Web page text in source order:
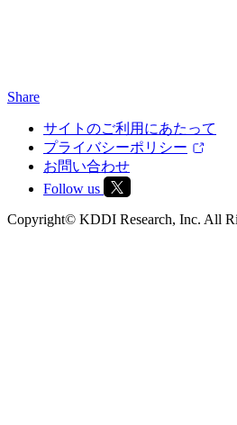
Share
サイトのご利用にあたって
プライバシーポリシー
お問い合わせ
Follow us
Copyright© KDDI Research, Inc. All